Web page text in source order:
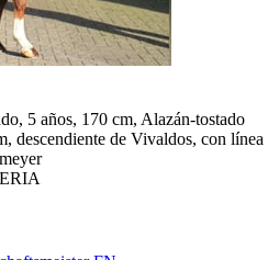
5 años, 170 cm, Alazán-tostado
descendiente de Vivaldos, con línea